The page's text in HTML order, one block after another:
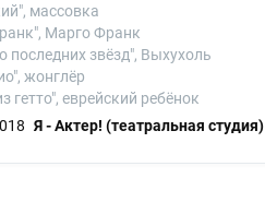
массовка
Марго Франк
последних звёзд", Выхухоль
жонглёр
гетто", еврейский ребёнок
Я - Актер! (театральная студия)